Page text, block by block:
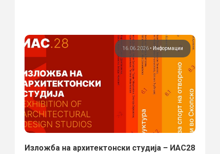
16.06.2026 • Информации
Изложба на архитектонски студија – ИАС28